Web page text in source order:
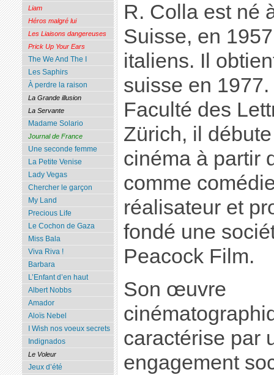
R. Colla est né
Suisse, en
italiens. Il
suisse en
Faculté des
Zürich, il
cinéma à partir
comme
réalisateur et
fondé une
Peacock Film.
Son œuvre
caractérise par
engagement
Liam
Héros malgré lui
Les Liaisons dangereuses
Prick Up Your Ears
The We And The I
Les Saphirs
À perdre la raison
La Grande illusion
La Servante
Madame Solario
Journal de France
Une seconde femme
La Petite Venise
Lady Vegas
Chercher le garçon
My Land
Precious Life
Le Cochon de Gaza
Miss Bala
Viva Riva !
Barbara
L’Enfant d’en haut
Albert Nobbs
Amador
Aloïs Nebel
I Wish nos voeux secrets
Indignados
Le Voleur
Jeux d’été